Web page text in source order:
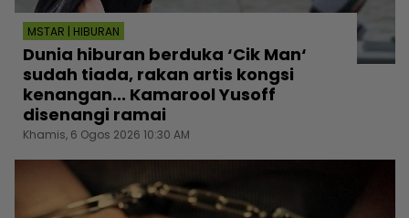
MSTAR | HIBURAN
Dunia hiburan berduka ‘Cik Man‘
sudah tiada, rakan artis kongsi
kenangan... Kamarool Yusoff
disenangi ramai
Khamis, 6 Ogos 2026 10:30 AM